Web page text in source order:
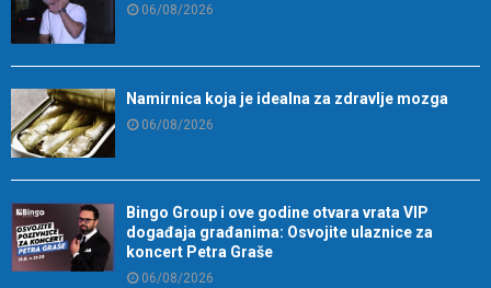
06/08/2026
Namirnica koja je idealna za zdravlje mozga
06/08/2026
Bingo Group i ove godine otvara vrata VIP
događaja građanima: Osvojite ulaznice za
koncert Petra Graše
06/08/2026